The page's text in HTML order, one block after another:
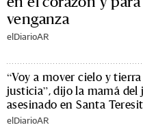
venganza
elDiarioAR
“Voy a mover cielo y
justicia”, dijo la mamá del
asesinado en Santa
elDiarioAR